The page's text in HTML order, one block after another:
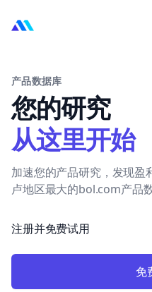
MarktMentor
产品数据库
您的研究
从这里开始
加速您的产品研究，发现盈
卢地区最大的bol.com产品数
注册并免费试用
免